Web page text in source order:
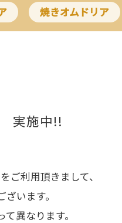
焼きオムドリア
実施中!!
ご利用頂きまして、
います。
異なります。